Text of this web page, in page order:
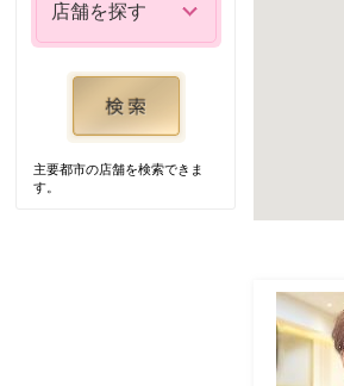
店舗を探す
主要都市の店舗を検索できま
す。